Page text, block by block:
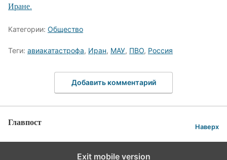
Иране.
Категории: Общество
Теги: авиакатастрофа, Иран, МАУ, ПВО, Россия
Добавить комментарий
Главпост Наверх
Exit mobile version